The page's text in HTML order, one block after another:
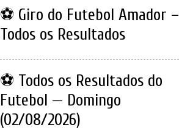
⚽ Giro do Futebol Amador –
Todos os Resultados
⚽ Todos os Resultados do
Futebol — Domingo
(02/08/2026)